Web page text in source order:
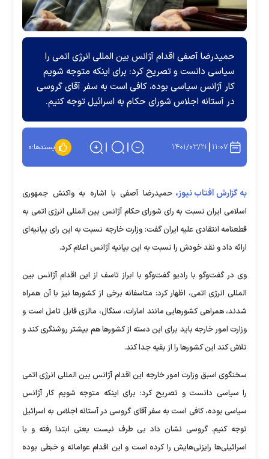
حمیدرضا آصفی اقدام آژانس بین المللی انرژی اتمی را
سیاسی دانست و تصریح کرد: برای اینکه متوجه شویم
کار آژانس سیاسی بوده، کافی است به سفر آقای گروسی
در آستانه اجلاس شورای حکام به اسرائیل توجه کنیم.
۱۱:۰۷ ۱۴۰۱/۰۳/۲۱ پسندها:۰
به گزارش آفتاب نیوز، حمیدرضا آصفی با اشاره به واکنش جمهوری
اسلامی ایران نسبت به رای شورای حکام آژانس بین المللی انرژی اتمی به
قطعنامه انتقادی علیه ایران گفت: وزارت خارجه نسبت به این رای بیانیه‌ای
ارائه داد و نقد خودش را نسبت به این بیانیه آژانس اعلام کرد.
وی در گفت‌وگو با رادیو گفت‌وگو با ابراز تاسف از این اقدام آژانس بین
المللی انرژی اتمی، اظهار کرد: متاسفانه برخی از کشورها نیز با آن همراه
شدند، همراهی کشورهایی مانند امارات، سنگال، مالزی قابل تامل است و
وزارت امور خارجه باید برای این دسته از کشورها هم بیشتر روشنگری کند و
تلاش کند این کشورها را از بقیه جدا کند.
سخنگوی اسبق وزارت امور خارجه این اقدام آژانس بین المللی انرژی اتمی
را سیاسی دانست و تصریح کرد: برای اینکه متوجه شویم کار آژانس
سیاسی بوده، کافی است به سفر آقای گروسی در آستانه اجلاس به اسرائیل
توجه کنیم. گروسی نشان داد بی طرف نیست یعنی ابتدا رفته و با
اسرائیلی‌ها رایزنی‌هایش را کرده است و این اقدام عوامانه و خبطی بوده